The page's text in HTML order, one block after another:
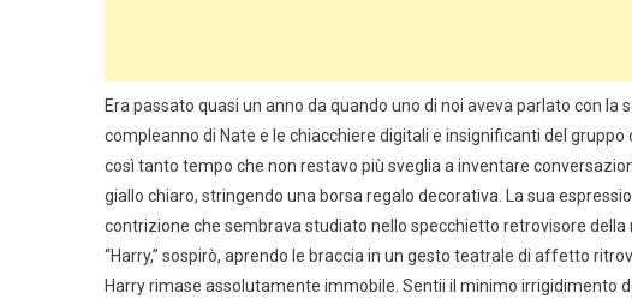
Era passato quasi un anno da quando uno di noi aveva parlato con la
compleanno di Nate e le chiacchiere digitali e insignificanti del
così tanto tempo che non restavo più sveglia a inventare
giallo chiaro, stringendo una borsa regalo decorativa. La sua
contrizione che sembrava studiato nello specchietto retrovisore della
“Harry,” sospirò, aprendo le braccia in un gesto teatrale di affetto
Harry rimase assolutamente immobile. Sentii il minimo irrigidimento